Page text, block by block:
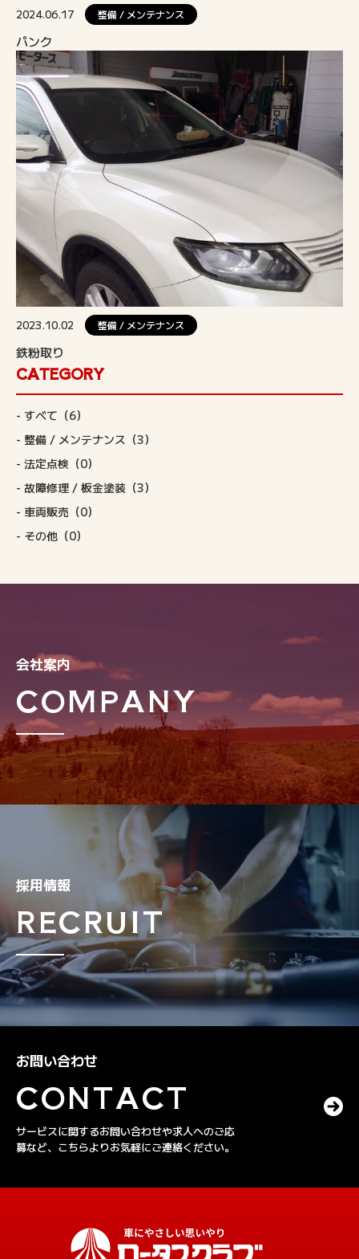
2024.06.17 整備 / メンテナンス
パンク
2023.10.02 整備 / メンテナンス
鉄粉取り
CATEGORY
すべて （6）
整備 / メンテナンス （3）
法定点検 （0）
故障修理 / 板金塗装 （3）
車両販売 （0）
その他 （0）
会社案内
COMPANY
採用情報
RECRUIT
お問い合わせ
CONTACT
サービスに関するお問い合わせや求人へのご応
募など、こちらよりお気軽にご連絡ください。